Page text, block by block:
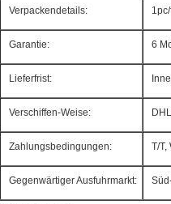
Verpackendetails:
Garantie: 6
Lieferfrist:
Verschiffen-Weise:
Zahlungsbedingungen: T/T,
Gegenwärtiger Ausfuhrmarkt: